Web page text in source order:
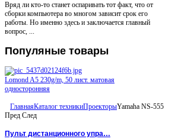
Вряд ли кто-то станет оспаривать тот факт, что от
сборки компьютера во многом зависит срок его
работы. Но именно здесь и заключается главный
вопрос, ...
Популяные товары
Lomond A5 230g/m, 50 лист. матовая
односторонняя
ГлавнаяКаталог техникиПроекторыYamaha NS-555
Пред След
Пульт дистанционного упра…